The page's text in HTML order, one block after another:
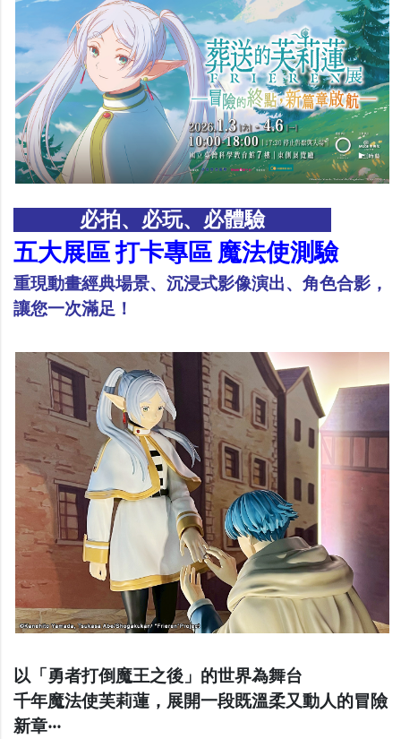
必拍、必玩、必體驗
五大展區 打卡專區 魔法使測驗
重現動畫經典場景、沉浸式影像演出、角色合影，
讓您一次滿足！
以「勇者打倒魔王之後」的世界為舞台
千年魔法使芙莉蓮，展開一段既溫柔又動人的冒險
新章‧‧‧